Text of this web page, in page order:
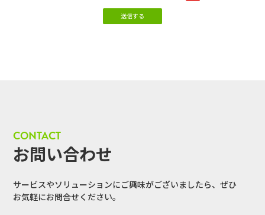
CONTACT
お問い合わせ
サービスやソリューションにご興味がございましたら、ぜひ
お気軽にお問合せください。